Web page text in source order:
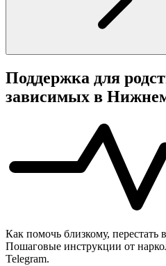
Поддержка для
зависимых в
Как помочь близкому, перестать
Пошаговые инструкции от
Telegram.